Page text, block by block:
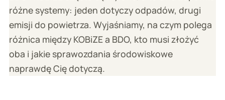
różne systemy: jeden dotyczy odpadów, drugi
emisji do powietrza. Wyjaśniamy, na czym polega
różnica między KOBiZE a BDO, kto musi złożyć
oba i jakie sprawozdania środowiskowe
naprawdę Cię dotyczą.